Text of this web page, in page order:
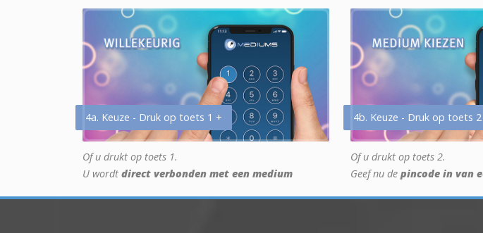
4a. Keuze - Druk op toets 1 +
Of u drukt op toets 1.
U wordt direct verbonden met een medium
4b. Keuze - Druk op toets
Of u drukt op toets 2.
Geef nu de pincode in van